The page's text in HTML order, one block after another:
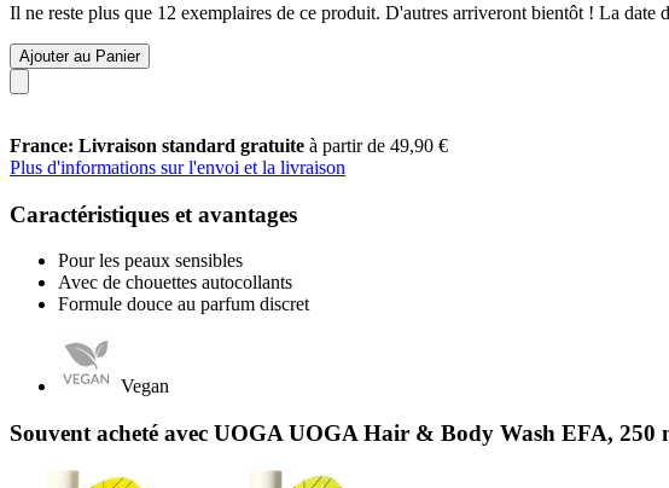
Il ne reste plus que 12 exemplaires de ce produit. D'autres arriveront bientôt ! La
Ajouter au Panier
France: Livraison standard gratuite à partir de 49,90 €
Plus d'informations sur l'envoi et la livraison
Caractéristiques et avantages
Pour les peaux sensibles
Avec de chouettes autocollants
Formule douce au parfum discret
Vegan
Souvent acheté avec UOGA UOGA Hair & Body Wash EFA, 250